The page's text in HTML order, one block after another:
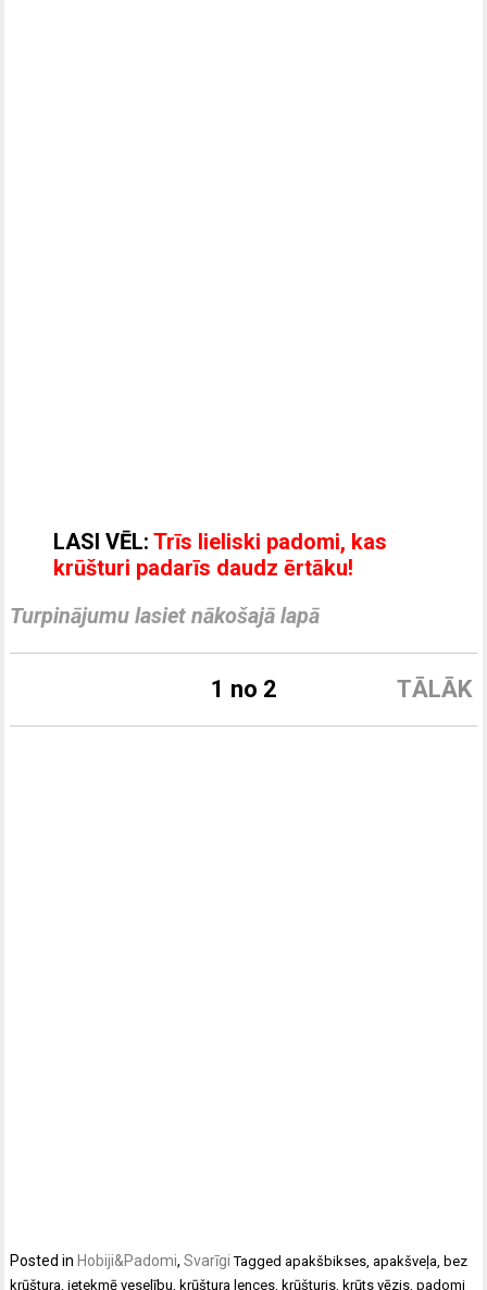
LASI VĒL:Trīs lieliski padomi, kas
krūšturi padarīs daudz ērtāku!
Turpinājumu lasiet nākošajā lapā
TĀLĀK
1 no 2
Posted in Hobiji&Padomi,Svarīgi Taggedapakšbikses ,apakšveļa bez
krūštura ,ietekmē veselību krūštura lences krūšturis krūts vēzis ,padomi